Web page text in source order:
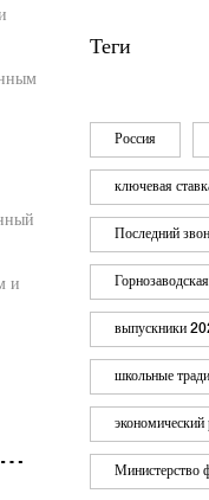
и
Теги
Россия
ключевая
Последний
выпускники
школьные
экономический
Министерство